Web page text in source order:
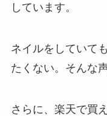
しています。
ネイルをしていて
たくない。そんな
さらに、楽天で買